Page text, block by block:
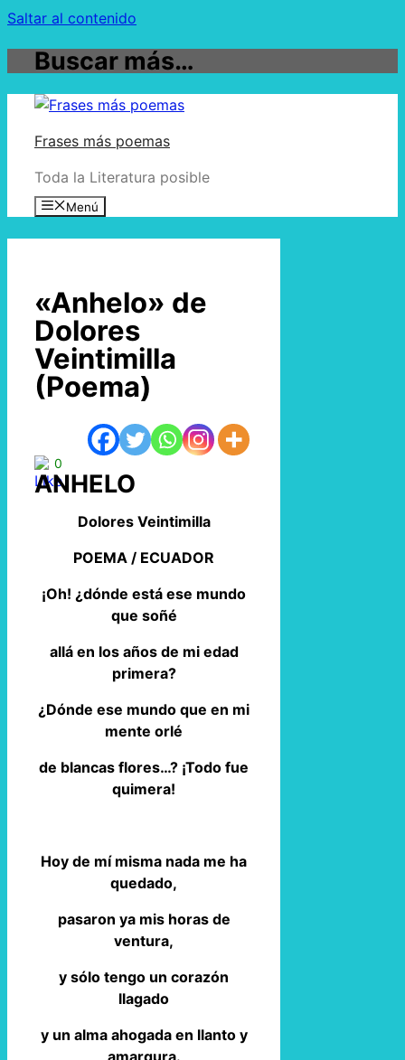
Saltar al contenido
Buscar más…
Frases más poemas
Toda la Literatura posible
Menú
«Anhelo» de
Dolores
Veintimilla
(Poema)
0
ANHELO
Dolores Veintimilla
POEMA / ECUADOR
¡Oh! ¿dónde está ese mundo
que soñé
allá en los años de mi edad
primera?
¿Dónde ese mundo que en mi
mente orlé
de blancas flores…? ¡Todo fue
quimera!
Hoy de mí misma nada me ha
quedado,
pasaron ya mis horas de
ventura,
y sólo tengo un corazón
llagado
y un alma ahogada en llanto y